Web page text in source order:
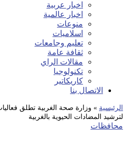
اخبار عربية
اخبار عالمية
منوعات
اسلاميات
تعليم وجامعات
ثقافة عامة
مقالات الراي
تكنولوجيا
كاريكاتير
الاتصال بنا
الرئيسية » وزارة صحة الغربية تطلق
لترشيد المضادات الحيوية بالغربية
محافظات